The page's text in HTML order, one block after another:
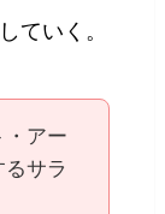
ていく。
・アー
サラ